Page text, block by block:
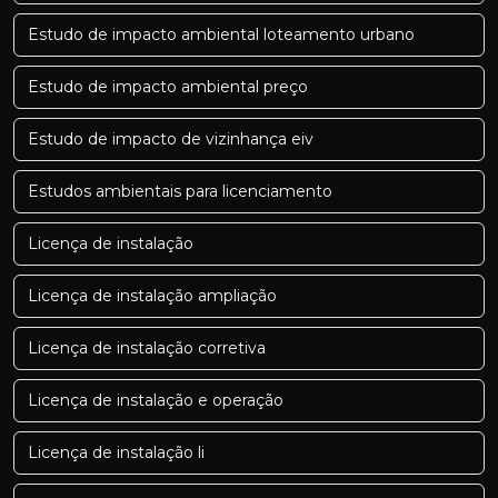
Estudo de impacto ambiental loteamento urbano
Estudo de impacto ambiental preço
Estudo de impacto de vizinhança eiv
Estudos ambientais para licenciamento
Licença de instalação
Licença de instalação ampliação
Licença de instalação corretiva
Licença de instalação e operação
Licença de instalação li